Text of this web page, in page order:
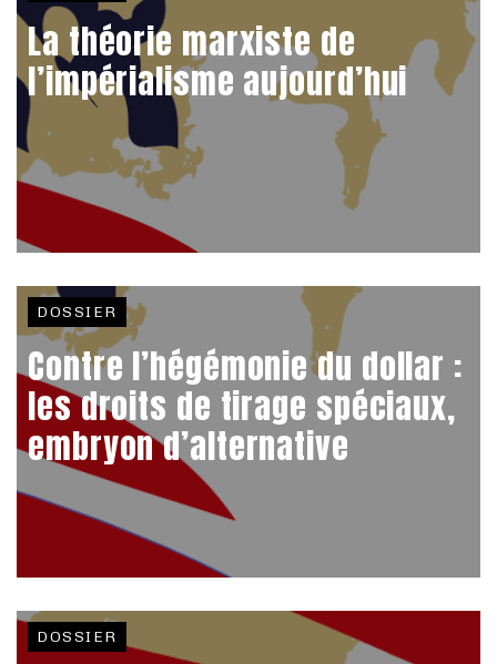
La théorie marxiste de
l’impérialisme aujourd’hui
DOSSIER
Contre l’hégémonie du dollar :
les droits de tirage spéciaux,
embryon d’alternative
DOSSIER